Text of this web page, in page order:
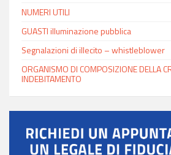
NUMERI UTILI
GUASTI illuminazione pubblica
Segnalazioni di illecito – whistleblower
ORGANISMO DI COMPOSIZIONE DELLA
INDEBITAMENTO